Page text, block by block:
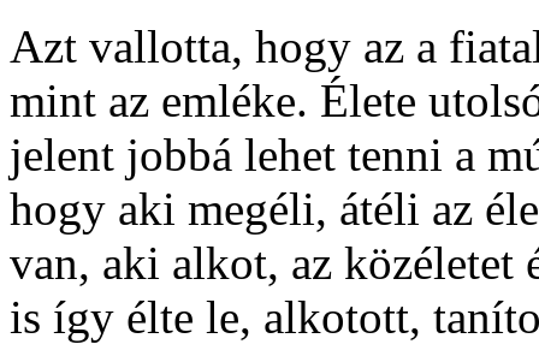
Azt vallotta, hogy az a
mint az emléke. Élete
jelent jobbá lehet tenni a
hogy aki megéli, átéli az
van, aki alkot, az közéletet
is így élte le, alkotott,